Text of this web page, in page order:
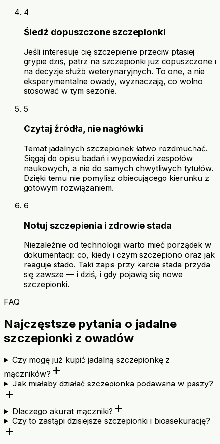
4
Śledź dopuszczone szczepionki
Jeśli interesuje cię szczepienie przeciw ptasiej
grypie dziś, patrz na szczepionki już dopuszczone i
na decyzje służb weterynaryjnych. To one, a nie
eksperymentalne owady, wyznaczają, co wolno
stosować w tym sezonie.
5
Czytaj źródła, nie nagłówki
Temat jadalnych szczepionek łatwo rozdmuchać.
Sięgaj do opisu badań i wypowiedzi zespołów
naukowych, a nie do samych chwytliwych tytułów.
Dzięki temu nie pomylisz obiecującego kierunku z
gotowym rozwiązaniem.
6
Notuj szczepienia i zdrowie stada
Niezależnie od technologii warto mieć porządek w
dokumentacji: co, kiedy i czym szczepiono oraz jak
reaguje stado. Taki zapis przy karcie stada przyda
się zawsze — i dziś, i gdy pojawią się nowe
szczepionki.
FAQ
Najczęstsze pytania o jadalne
szczepionki z owadów
Czy mogę już kupić jadalną szczepionkę z
mączników? add
Jak miałaby działać szczepionka podawana w paszy?
add
Dlaczego akurat mączniki? add
Czy to zastąpi dzisiejsze szczepionki i bioasekurację?
add